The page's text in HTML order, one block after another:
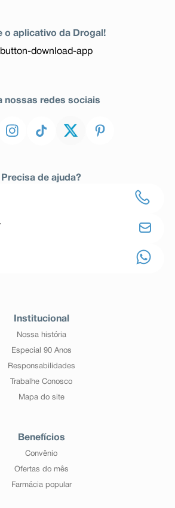
o aplicativo da Drogal!
nossas redes sociais
Precisa de ajuda?
Institucional
Nossa história
Especial 90 Anos
Responsabilidades
Trabalhe Conosco
Mapa do site
Benefícios
Convênio
Ofertas do mês
Farmácia popular